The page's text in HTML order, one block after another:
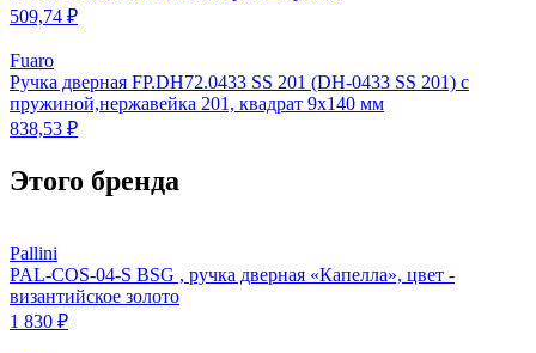
509,74 ₽
Fuaro
Ручка дверная FP.DH72.0433 SS 201 (DH-0433 SS 201) с
пружиной,нержавейка 201, квадрат 9x140 мм
838,53 ₽
Этого бренда
Pallini
PAL-COS-04-S BSG , ручка дверная «Капелла», цвет -
византийское золото
1 830 ₽